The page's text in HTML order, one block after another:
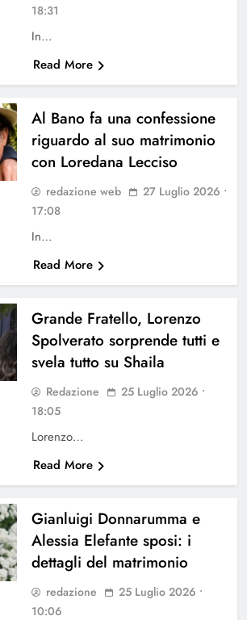
18:31
In…
Read More
Al Bano fa una confessione
riguardo al suo matrimonio
con Loredana Lecciso
redazione web
27 Luglio 2026 •
17:08
In…
Read More
Grande Fratello, Lorenzo
Spolverato sorprende tutti e
svela tutto su Shaila
Redazione
25 Luglio 2026 •
18:05
Lorenzo…
Read More
Gianluigi Donnarumma e
Alessia Elefante sposi: i
dettagli del matrimonio
redazione
25 Luglio 2026 •
10:06